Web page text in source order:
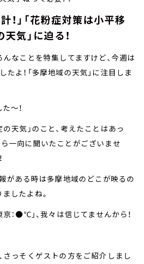
！」「花粉症対策は小平移
気」に迫る！
んなことを特集してますけど、今週は
たよ！「多摩地域の天気」に注目しま
～！
の天気」のこと、考えたことはあっ
一向に聞いたことがございませ
報がある時は多摩地域のどこが映るの
したよね。
京：●℃」、我々は信じてませんから！
さっそくゲストの方をご紹介しまし